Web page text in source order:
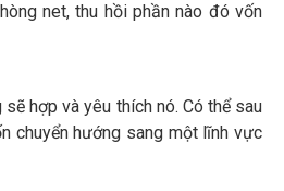
net, thu hồi phần nào đó vốn
hợp và yêu thích nó. Có thể sau
chuyển hướng sang một lĩnh vực